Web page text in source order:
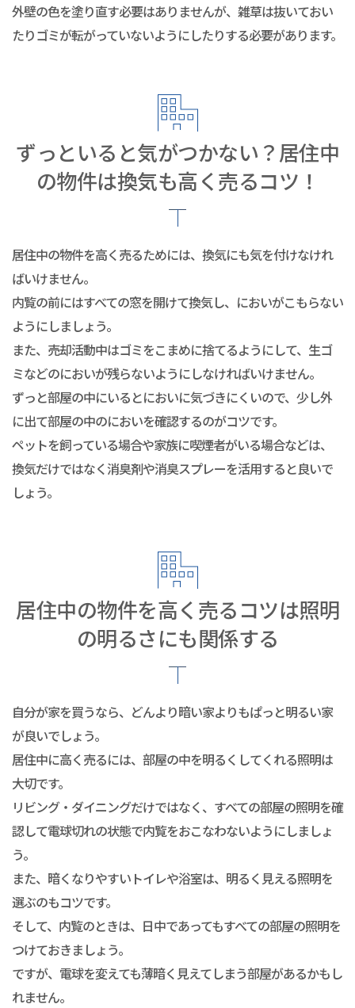
外壁の色を塗り直す必要はありませんが、雑草は抜いておい
たりゴミが転がっていないようにしたりする必要があります。
ずっといると気がつかない？居住中
の物件は換気も高く売るコツ！
居住中の物件を高く売るためには、換気にも気を付けなけれ
ばいけません。
内覧の前にはすべての窓を開けて換気し、においがこもらない
ようにしましょう。
また、売却活動中はゴミをこまめに捨てるようにして、生ゴ
ミなどのにおいが残らないようにしなければいけません。
ずっと部屋の中にいるとにおいに気づきにくいので、少し外
に出て部屋の中のにおいを確認するのがコツです。
ペットを飼っている場合や家族に喫煙者がいる場合などは、
換気だけではなく消臭剤や消臭スプレーを活用すると良いで
しょう。
居住中の物件を高く売るコツは照明
の明るさにも関係する
自分が家を買うなら、どんより暗い家よりもぱっと明るい家
が良いでしょう。
居住中に高く売るには、部屋の中を明るくしてくれる照明は
大切です。
リビング・ダイニングだけではなく、すべての部屋の照明を確
認して電球切れの状態で内覧をおこなわないようにしましょ
う。
また、暗くなりやすいトイレや浴室は、明るく見える照明を
選ぶのもコツです。
そして、内覧のときは、日中であってもすべての部屋の照明を
つけておきましょう。
ですが、電球を変えても薄暗く見えてしまう部屋があるかもし
れません。